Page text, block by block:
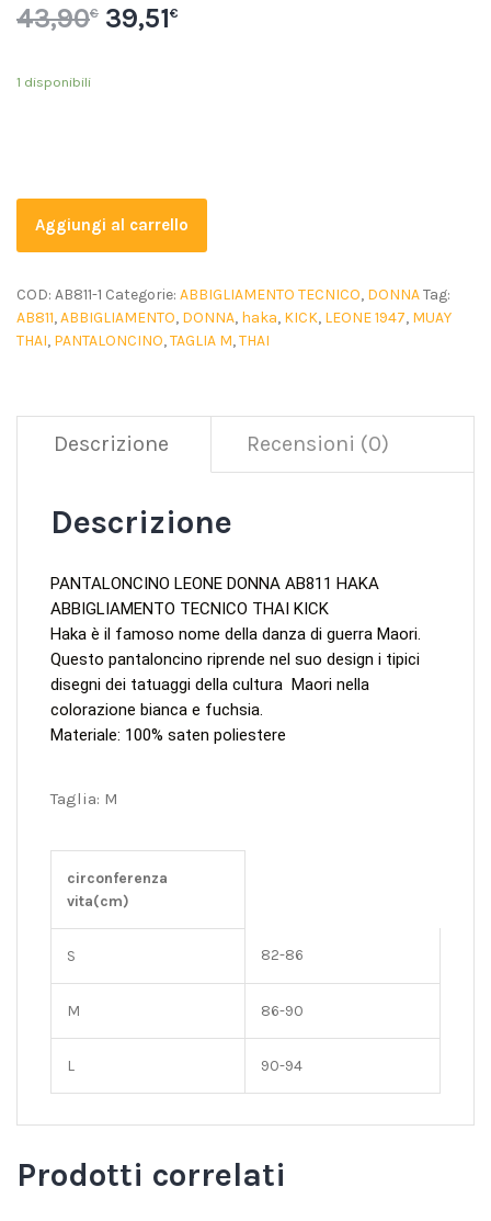
43,90€ 39,51€
1 disponibili
Aggiungi al carrello
COD: AB811-1 Categorie: ABBIGLIAMENTO TECNICO, DONNATag:
AB811,ABBIGLIAMENTO, DONNA, haka, KICK, LEONE 1947, MUAY
THAI, PANTALONCINO,TAGLIA M,THAI
Descrizione Recensioni (0)
Descrizione
PANTALONCINO LEONE DONNA AB811 HAKA
ABBIGLIAMENTO TECNICO THAI KICK
Haka è il famoso nome della danza di guerra Maori.
Questo pantaloncino riprende nel suo design i tipici
disegni dei tatuaggi della cultura Maori nella
colorazione bianca e fuchsia.
Materiale: 100% saten poliestere
Taglia: M
circonferenza
vita(cm)
S 82-86
M 86-90
L 90-94
Prodotti correlati